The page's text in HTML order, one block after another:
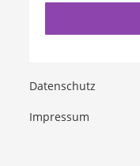
Datenschutz
Impressum